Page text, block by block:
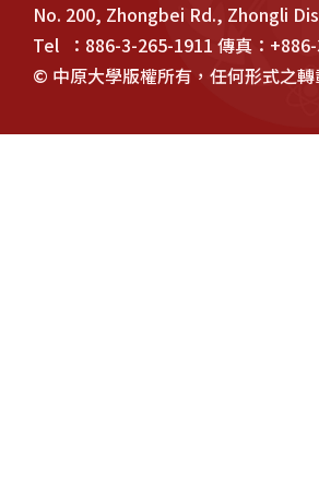
No. 200, Zhongbei Rd., Zhongli
Tel ：886-3-265-1911 傳真：
© 中原大學版權所有，任何形式之